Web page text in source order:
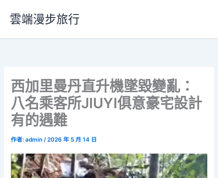
要
雲端漫步旅行
西加里曼丹直升機墜毀變亂：
八名乘客所JIUYI俱意豪宅設計
有的遇難
作者:admin/2026 年 5 月 14 日